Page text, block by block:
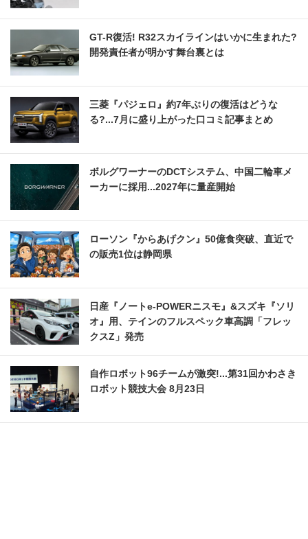
GT-R復活! R32スカイラインはいかに生まれた?
開発責任者が明かす舞台裏とは
三菱『パジェロ』約7年ぶりの復活はどうな
る?...7月に盛り上がった口コミ記事まとめ
ボルグワーナーのDCTシステム、中国二輪車メ
ーカーに採用...2027年に量産開始
ローソン『からあげクン』50億食突破、直近で
の販売1位は静岡県
日産『ノートe-POWERニスモ』&スズキ『ソリ
オ』用、テインのフルスペック車高調「フレッ
クスZ」発売
自作ロボット96チームが激突!...第31回かわさき
ロボット競技大会 8月23日